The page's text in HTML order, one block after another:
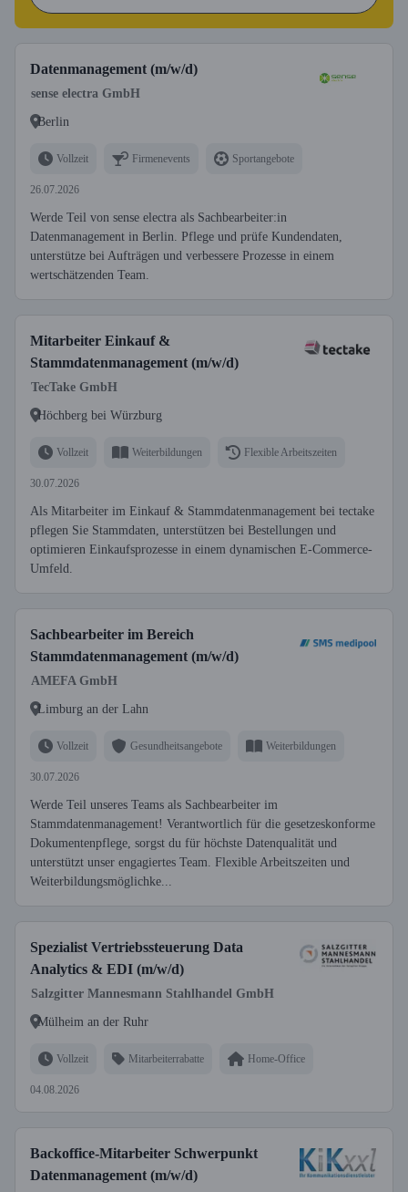
Datenmanagement (m/w/d)
sense electra GmbH
Berlin
Vollzeit Firmenevents Sportangebote
26.07.2026
Werde Teil von sense electra als Sachbearbeiter:in
Datenmanagement in Berlin. Pflege und prüfe Kundendaten,
unterstütze bei Aufträgen und verbessere Prozesse in einem
wertschätzenden Team.
Mitarbeiter Einkauf &
Stammdatenmanagement (m/w/d)
TecTake GmbH
Höchberg bei Würzburg
Vollzeit Weiterbildungen Flexible Arbeitszeiten
30.07.2026
Als Mitarbeiter im Einkauf & Stammdatenmanagement bei tectake
pflegen Sie Stammdaten, unterstützen bei Bestellungen und
optimieren Einkaufsprozesse in einem dynamischen E-Commerce-
Umfeld.
Sachbearbeiter im Bereich
Stammdatenmanagement (m/w/d)
AMEFA GmbH
Limburg an der Lahn
Vollzeit Gesundheitsangebote Weiterbildungen
30.07.2026
Werde Teil unseres Teams als Sachbearbeiter im
Stammdatenmanagement! Verantwortlich für die gesetzeskonforme
Dokumentenpflege, sorgst du für höchste Datenqualität und
unterstützt unser engagiertes Team. Flexible Arbeitszeiten und
Weiterbildungsmöglichke...
Spezialist Vertriebssteuerung Data
Analytics & EDI (m/w/d)
Salzgitter Mannesmann Stahlhandel GmbH
Mülheim an der Ruhr
Vollzeit Mitarbeiterrabatte Home-Office
04.08.2026
Backoffice-Mitarbeiter Schwerpunkt
Datenmanagement (m/w/d)